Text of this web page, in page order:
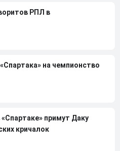
РПЛ в
на чемпионство
примут Даку
кричалок